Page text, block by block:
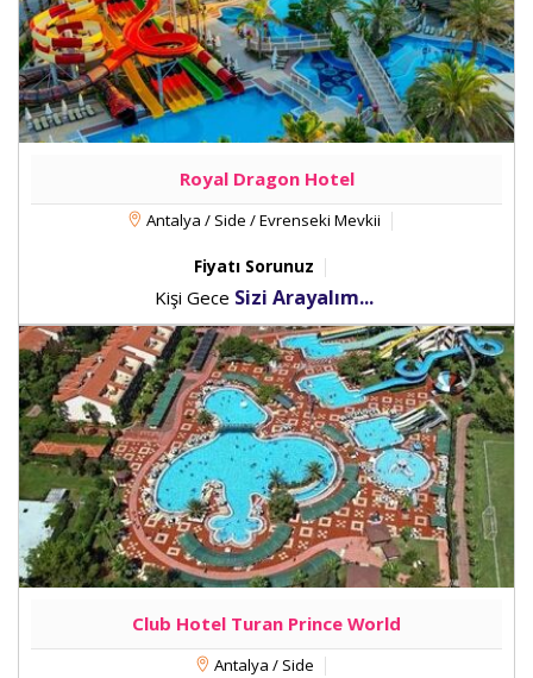
Royal Dragon Hotel
Antalya / Side / Evrenseki Mevkii
Fiyatı Sorunuz
Kişi Gece Sizi Arayalım...
Club Hotel Turan Prince World
Antalya / Side